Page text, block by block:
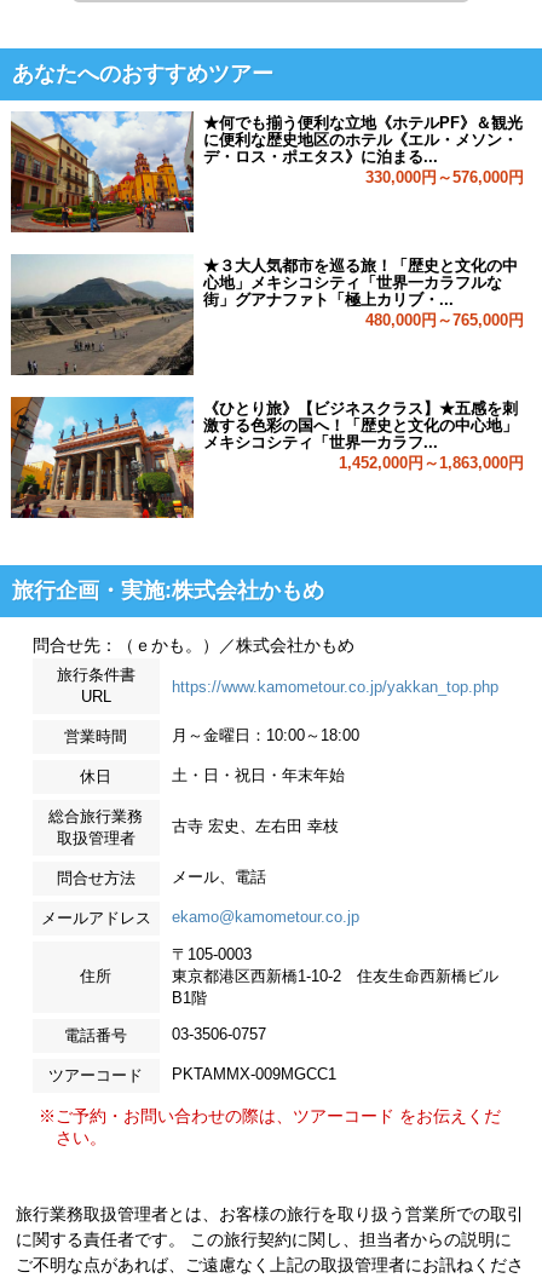
あなたへのおすすめツアー
★何でも揃う便利な立地《ホテルPF》＆観光
に便利な歴史地区のホテル《エル・メソン・
デ・ロス・ポエタス》に泊まる...
330,000円～576,000円
★３大人気都市を巡る旅！「歴史と文化の中
心地」メキシコシティ「世界一カラフルな
街」グアナファト「極上カリブ・...
480,000円～765,000円
《ひとり旅》【ビジネスクラス】★五感を刺
激する色彩の国へ！「歴史と文化の中心地」
メキシコシティ「世界一カラフ...
1,452,000円～1,863,000円
旅行企画・実施:株式会社かもめ
問合せ先：（ｅかも。）／株式会社かもめ
旅行条件書
URL
https://www.kamometour.co.jp/yakkan_top.php
営業時間 月～金曜日：10:00～18:00
休日 土・日・祝日・年末年始
総合旅行業務
取扱管理者
古寺 宏史、左右田 幸枝
問合せ方法 メール、電話
メールアドレス ekamo@kamometour.co.jp
住所
〒105-0003
東京都港区西新橋1-10-2 住友生命西新橋ビル
B1階
電話番号 03-3506-0757
ツアーコード PKTAMMX-009MGCC1
※ご予約・お問い合わせの際は、ツアーコード をお伝えくだ
さい。
旅行業務取扱管理者とは、お客様の旅行を取り扱う営業所での取引
に関する責任者です。 この旅行契約に関し、担当者からの説明に
ご不明な点があれば、ご遠慮なく上記の取扱管理者にお訊ねくださ